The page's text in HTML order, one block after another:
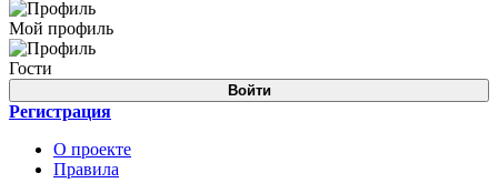
Мой профиль
Гости
Войти
Регистрация
О проекте
Правила